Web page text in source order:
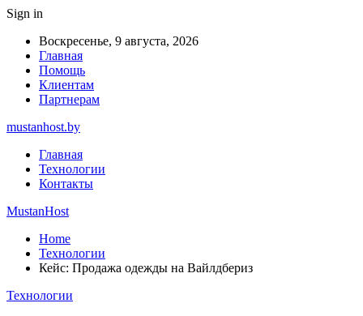
Sign in
Воскресенье, 9 августа, 2026
Главная
Помощь
Клиентам
Партнерам
mustanhost.by
Главная
Технологии
Контакты
MustanHost
Home
Технологии
Кейс: Продажа одежды на Вайлдбериз
Технологии